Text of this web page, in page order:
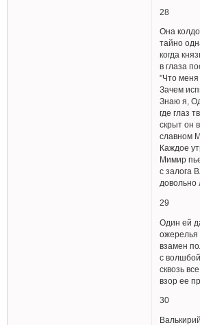
28
Она
тайно
когда
в глаза
"Что
Зачем
Знаю я,
где глаз
скрыт он
славном
Каждое
Мимир
с залога
довольно
29
Один ей
ожерелья
взамен
с
сквозь
взор ее
30